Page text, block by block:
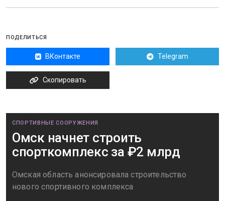
ПОДЕЛИТЬСЯ
ВКонтакте Telegram
Скопировать
СПОРТИВНЫЕ СООРУЖЕНИЯ
Омск начнет строить
спорткомплекс за ₽2 млрд
Омская область анонсировала строительство
нового спортивного комплекса